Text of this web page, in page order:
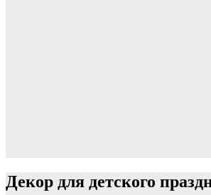
Декор для детского